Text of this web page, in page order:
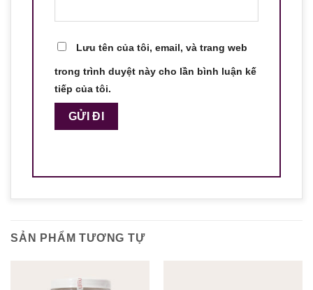
Lưu tên của tôi, email, và trang web
trong trình duyệt này cho lần bình luận kế
tiếp của tôi.
SẢN PHẨM TƯƠNG TỰ